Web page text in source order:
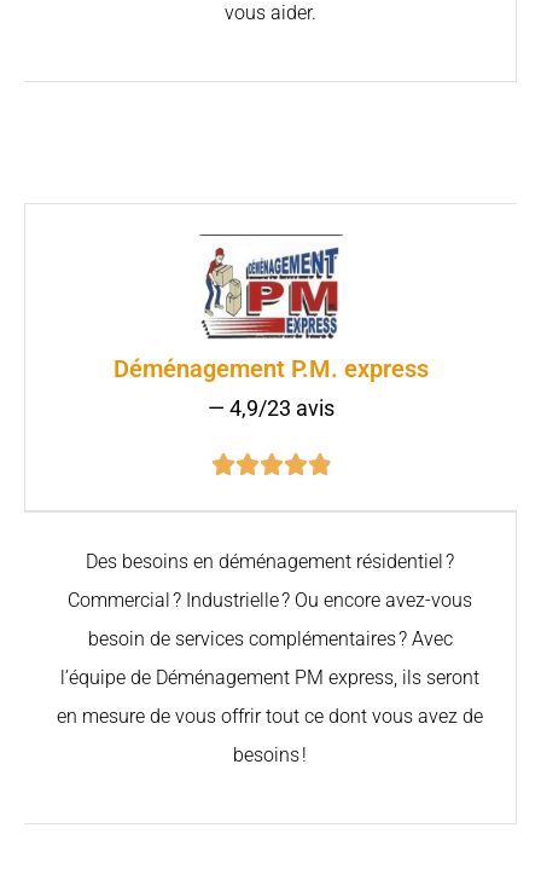
vous aider.
Déménagement P.M. express
— 4,9/23 avis

Des besoins en déménagement résidentiel ?
Commercial ? Industrielle ? Ou encore avez-vous
besoin de services complémentaires ? Avec
l’équipe de Déménagement PM express, ils seront
en mesure de vous offrir tout ce dont vous avez de
besoins !